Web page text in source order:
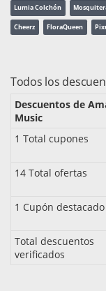
Lumia Colchón
Cheerz FloraQueen
Todos los
Descuentos de
Music
1 Total cupones
14 Total ofertas
1 Cupón destacado
Total descuentos
verificados